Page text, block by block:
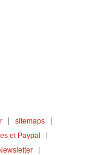
sitemaps
et Paypal